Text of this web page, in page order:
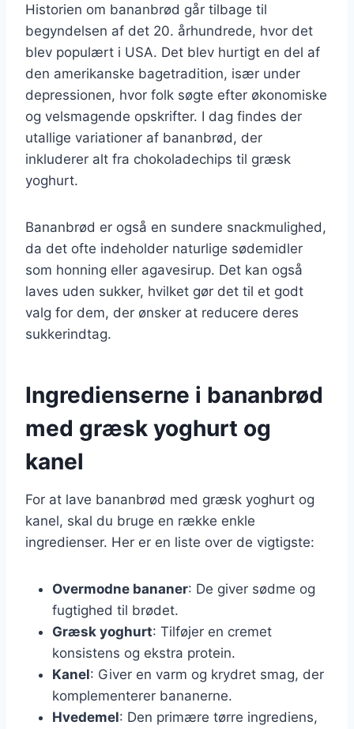
Historien om bananbrød går tilbage til
begyndelsen af det 20. århundrede, hvor det
blev populært i USA. Det blev hurtigt en del af
den amerikanske bagetradition, især under
depressionen, hvor folk søgte efter økonomiske
og velsmagende opskrifter. I dag findes der
utallige variationer af bananbrød, der
inkluderer alt fra chokoladechips til græsk
yoghurt.
Bananbrød er også en sundere snackmulighed,
da det ofte indeholder naturlige sødemidler
som honning eller agavesirup. Det kan også
laves uden sukker, hvilket gør det til et godt
valg for dem, der ønsker at reducere deres
sukkerindtag.
Ingredienserne i bananbrød
med græsk yoghurt og
kanel
For at lave bananbrød med græsk yoghurt og
kanel, skal du bruge en række enkle
ingredienser. Her er en liste over de vigtigste:
Overmodne bananer: De giver sødme og
fugtighed til brødet.
Græsk yoghurt: Tilføjer en cremet
konsistens og ekstra protein.
Kanel: Giver en varm og krydret smag, der
komplementerer bananerne.
Hvedemel: Den primære tørre ingrediens,